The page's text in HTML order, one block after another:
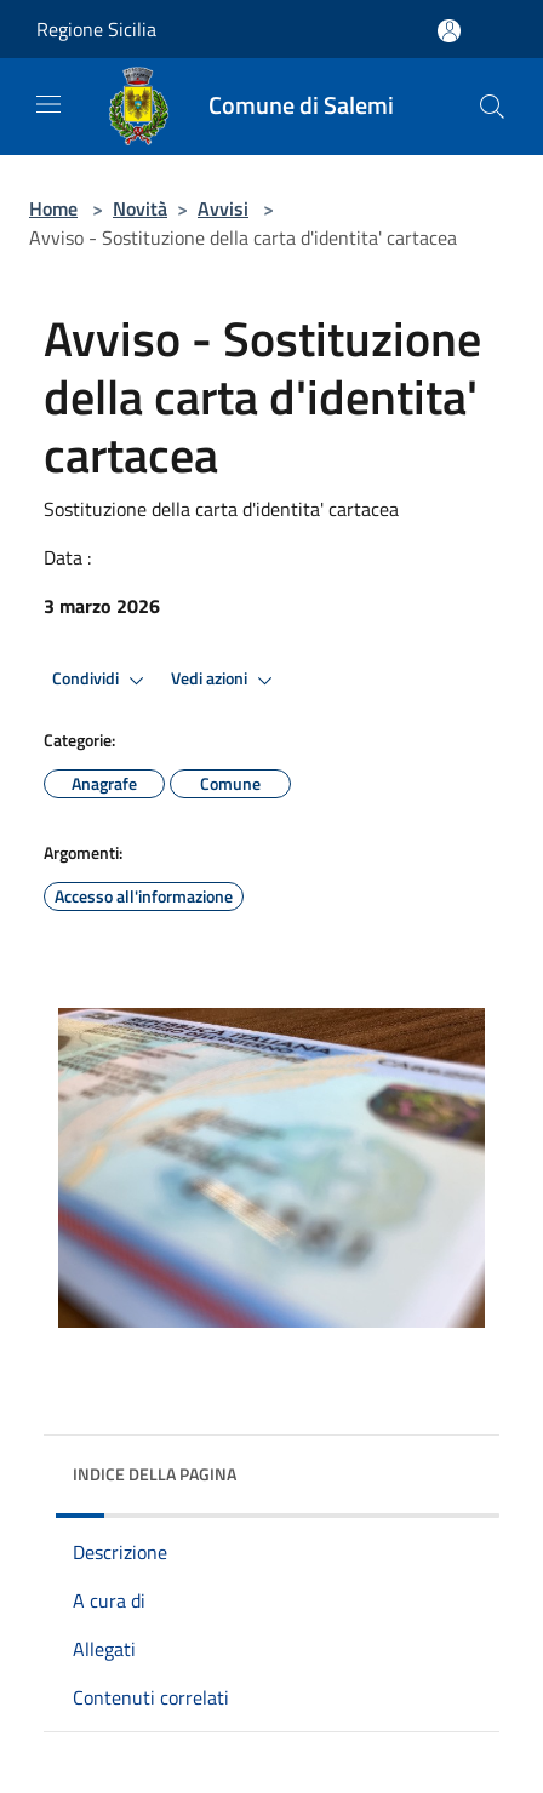
Regione Sicilia
Comune di Salemi
Home > Novità > Avvisi >
Avviso - Sostituzione della carta d'identita' cartacea
Avviso - Sostituzione
della carta d'identita'
cartacea
Sostituzione della carta d'identita' cartacea
Data :
3 marzo 2026
Condividi Vedi azioni
Categorie:
Anagrafe
Comune
Argomenti:
Accesso all'informazione
INDICE DELLA PAGINA
Descrizione
A cura di
Allegati
Contenuti correlati